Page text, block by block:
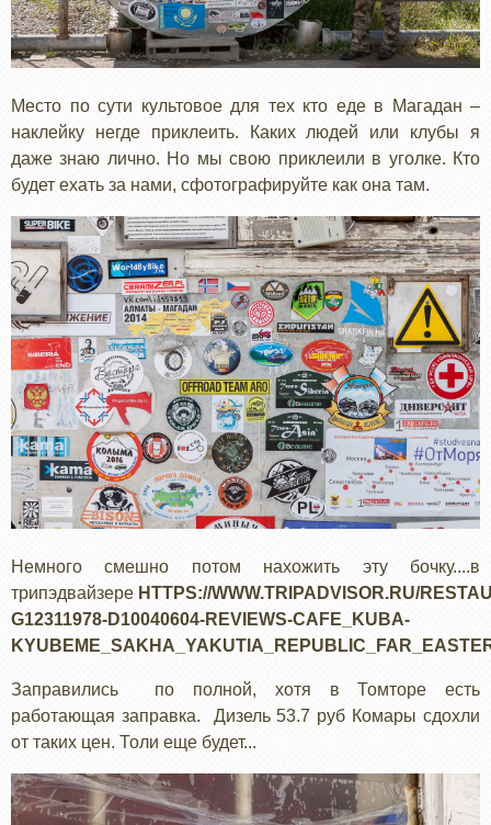
Место по сути культовое для тех кто еде в Магадан –
наклейку негде приклеить. Каких людей или клубы я
даже знаю лично. Но мы свою приклеили в уголке. Кто
будет ехать за нами, сфотографируйте как она там.
Немного смешно потом нахожить эту бочку....в
трипэдвайзере HTTPS://WWW.TRIPADVISOR.RU/
G12311978-D10040604-REVIEWS-CAFE_KUBA-
Заправились по полной, хотя в Томторе есть
работающая заправка. Дизель 53.7 руб Комары сдохли
от таких цен. Толи еще будет...